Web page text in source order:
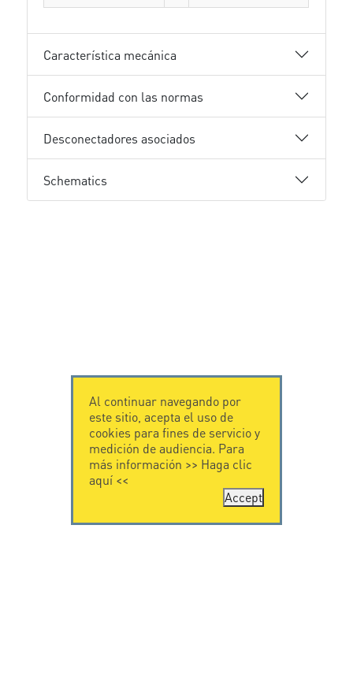
Característica mecánica
Conformidad con las normas
Desconectadores asociados
Schematics
Al continuar navegando por
este sitio, acepta el uso de
cookies para fines de servicio y
medición de audiencia. Para
más información >> Haga clic
aquí<<
Accept